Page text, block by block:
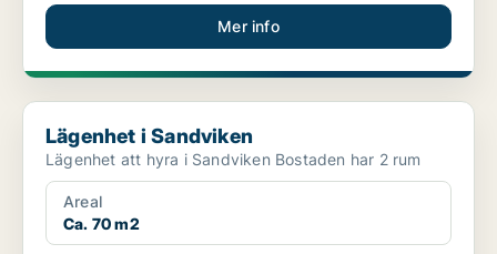
Mer info
Lägenhet i Sandviken
Lägenhet i Sandviken
Lägenhet att hyra i Sandviken Bostaden har 2 rum
Areal
Ca. 70 m2